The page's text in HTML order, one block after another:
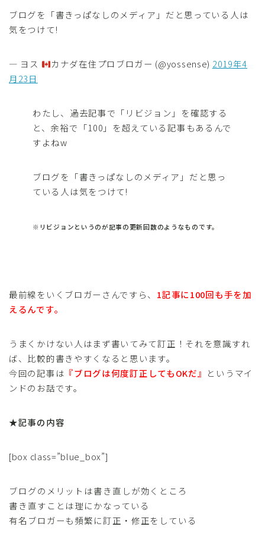
ブログを「書きっぱなしのメディア」だと思っている人は
気をつけて!
— ヨス カナダ在住プロブロガー (@yossense) 2019年4
月23日
わたし、過去記事で「リビジョン」を確認する
と、余裕で「100」を超えている記事もあるんで
すよねw
ブログを「書きっぱなしのメディア」だと思っ
ている人は気をつけて!
※リビジョンというのが記事の更新回数のようなものです。
最前線をいくブロガーさんですら、 1記事に100回も手を加
えるんです。
うまくかけない人はまず書いてみて訂正！それを意識すれ
ば、比較的書きやすくなると思います。
今回の記事は 『ブログは何度訂正してもOKだ』 というマイ
ンドのお話です。
★記事の内容
[box class=”blue_box”]
ブログのメリットは書き直しが効くところ
書き直すことは理にかなっている
有名ブロガーも頻繁に訂正・修正をしている